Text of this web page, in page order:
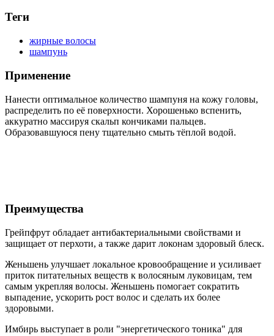
Теги
жирные волосы
шампунь
Применение
Нанести оптимальное количество шампуня на кожу головы,
распределить по её поверхности. Хорошенько вспенить,
аккуратно массируя скальп кончиками пальцев.
Образовавшуюся пену тщательно смыть тёплой водой.
Преимущества
Грейпфрут обладает антибактериальными свойствами и
защищает от перхоти, а также дарит локонам здоровый блеск.
Женьшень улучшает локальное кровообращение и усиливает
приток питательных веществ к волосяным луковицам, тем
самым укрепляя волосы. Женьшень помогает сократить
выпадение, ускорить рост волос и сделать их более
здоровыми.
Имбирь выступает в роли "энергетического тоника" для